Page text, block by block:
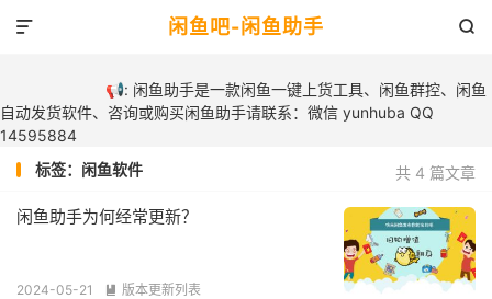
📢: 闲鱼助手是一款闲鱼一键上货工具、闲鱼群控、闲鱼
自动发货软件、咨询或购买闲鱼助手请联系：微信 yunhuba QQ
14595884
闲鱼吧-闲鱼助手 

共 4 篇文章
标签：闲鱼软件
闲鱼助手为何经常更新？
2024-05-21  版本更新列表